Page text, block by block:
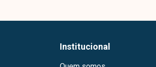
Institucional